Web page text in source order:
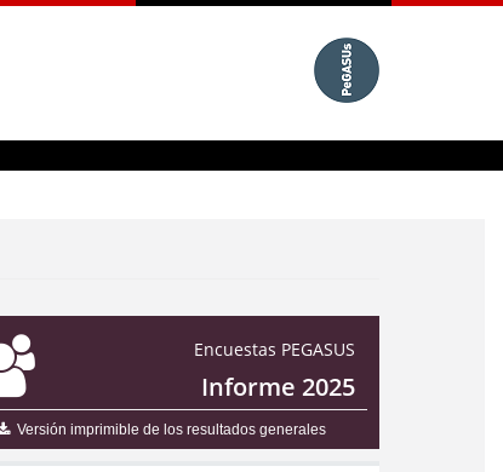
Encuestas PEGASUS
Informe 2025
Versión imprimible de los resultados generales